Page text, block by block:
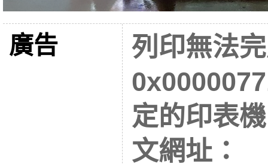
廣告
列印無法
定的印表
文網址：